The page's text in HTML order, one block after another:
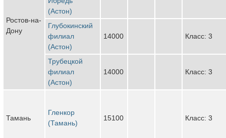
Ростов-на-
Дону
(Астон)
Глубокинский
филиал
(Астон)
14000 Класс: 3
Трубецкой
филиал
(Астон)
14000 Класс: 3
Тамань
Гленкор
(Тамань)
15100 Класс: 3